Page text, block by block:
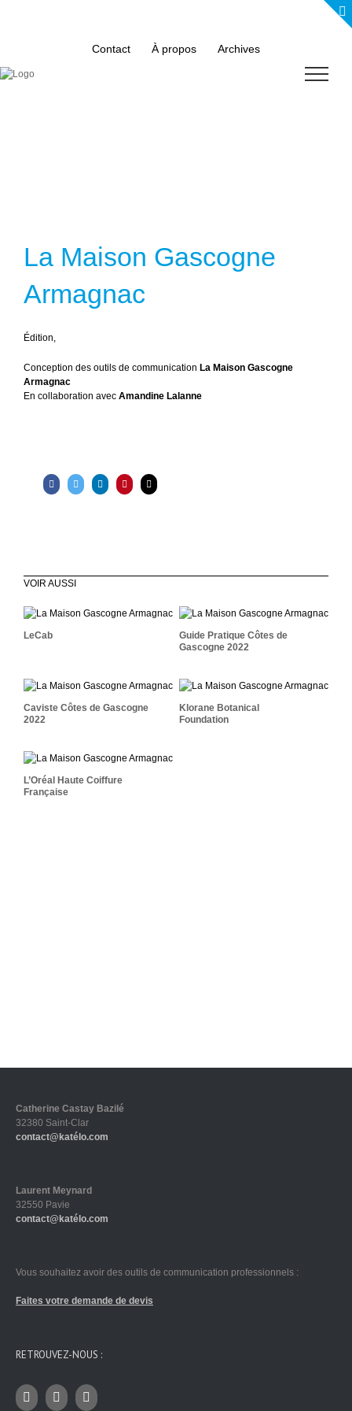
Contact À propos Archives
La Maison Gascogne
Armagnac
Édition,
Conception des outils de communication La Maison Gascogne
Armagnac
En collaboration avec Amandine Lalanne
VOIR AUSSI
LeCab
LeCab
Guide Pratique Côtes De
Guide Pratique Côtes de
Gascogne 2022
Caviste Côtes De
Caviste Côtes de Gascogne
2022
Klorane Botanical
Klorane Botanical
Foundation
L’Oréal Haute Coiffure
L’Oréal Haute Coiffure
Française
Catherine Castay Bazilé
32380 Saint-Clar
contact@katélo.com
Laurent Meynard
32550 Pavie
contact@katélo.com
Vous souhaitez avoir des outils de communication professionnels :
Faites votre demande de devis
RETROUVEZ-NOUS :